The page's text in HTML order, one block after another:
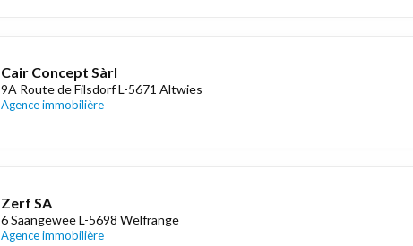
Cair Concept Sàrl
9A Route de Filsdorf L-5671 Altwies
Agence immobilière
Zerf SA
6 Saangewee L-5698 Welfrange
Agence immobilière